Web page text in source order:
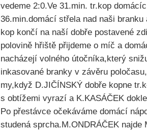
vedeme 2:0.Ve 31.min. tr.kop
36.min.domácí střela nad naši
kop končí na naší dobře postavené
polovině hřiště přijdeme o míč a
nacházejí volného útočníka,který
inkasované branky v závěru
my,když D.JIČÍNSKÝ dobře kopne
s obtížemi vyrazí a K.KASÁČEK
Po přestávce očekáváme domácí
studená sprcha.M.ONDRÁČEK najde